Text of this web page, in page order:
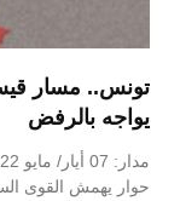
تونس.. مسار
يواجه بالرفض
حوار يهمش القوى